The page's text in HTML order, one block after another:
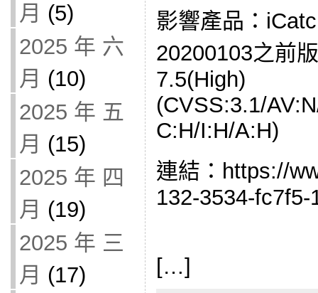
月 (5)
2025 年 六
月 (10)
2025 年 五
月 (15)
2025 年 四
月 (19)
2025 年 三
月 (17)
影響產品：
20200103之前
7.5(High)
(CVSS:3.1/
C:H/I:H/A:H)
連結：https://
132-3534-fc7f5-
[…]